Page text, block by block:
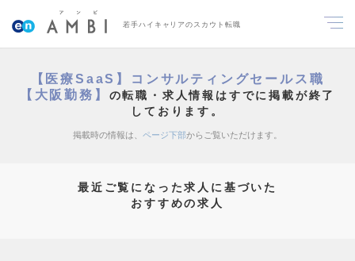
若手ハイキャリアのスカウト転職
【医療SaaS】コンサルティングセールス職
【大阪勤務】 の転職・求人情報はすでに掲載が終了
しております。
掲載時の情報は、 ページ下部からご覧いただけます。
最近ご覧になった求人に基づいた
おすすめの求人